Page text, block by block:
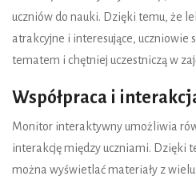
uczniów do nauki. Dzięki temu, że
atrakcyjne i interesujące, uczniowie
tematem i chętniej uczestniczą w
Współpraca i
Monitor interaktywny umożliwia
interakcję między uczniami. Dzięki
można wyświetlać materiały z wielu